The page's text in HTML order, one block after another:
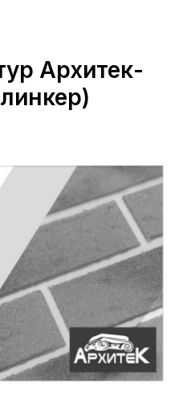
Архитек-